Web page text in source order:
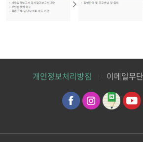
개인정보처리방침 이메일무